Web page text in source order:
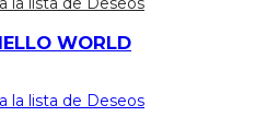
WORLD
la lista de Deseos